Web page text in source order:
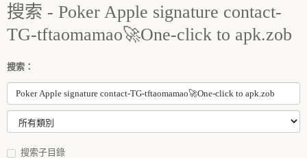
搜索 - Poker Apple signature contact-
TG-tftaomamao🚀One-click to apk.zob
搜索：
搜索子目錄